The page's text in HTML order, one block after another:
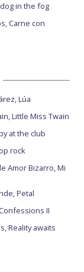
in the fog
Carne con
Lúa
Little Miss Twain
at the club
rock
Amor Bizarro, Mi
Petal
II
Reality awaits